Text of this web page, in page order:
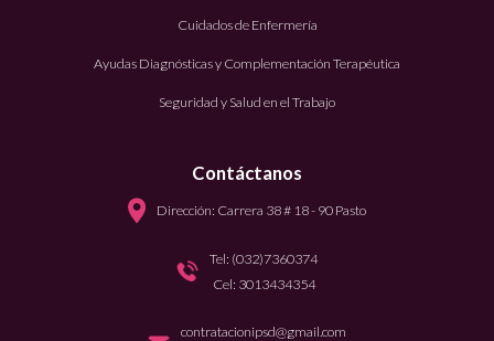
Cuidados de Enfermería
Ayudas Diagnósticas y Complementación Terapéutica
Seguridad y Salud en el Trabajo
Contáctanos
Dirección: Carrera 38 # 18 - 90 Pasto
Tel: (032)7360374
Cel: 3013434354
contratacionipsd@gmail.com